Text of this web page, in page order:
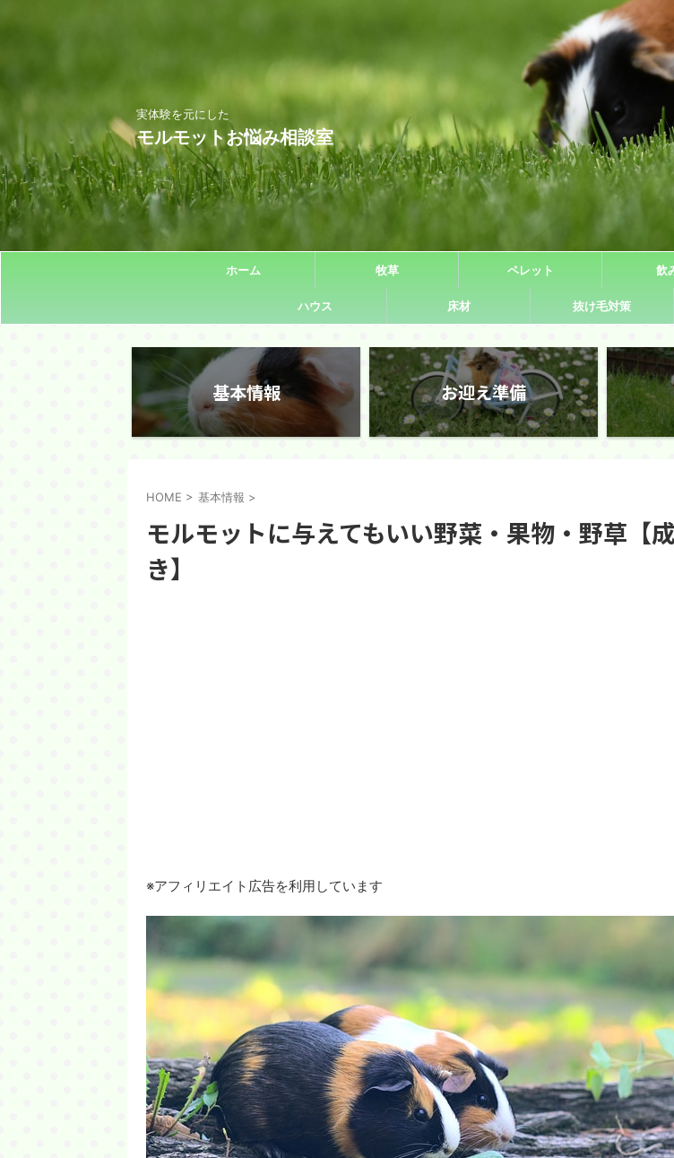
実体験を元にした
モルモットお悩み相談室
ホーム 牧草 ペレット 飲
ハウス 床材 抜け毛対策
基本情報 お迎え準備
HOME > 基本情報 >
モルモットに与えてもいい野菜・果物・野草【
き】
※アフィリエイト広告を利用しています